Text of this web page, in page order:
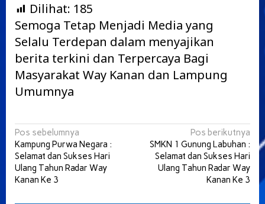
Kanan
Ke
3
Dilihat: 185
Semoga Tetap Menjadi Media yang
Selalu Terdepan dalam menyajikan
berita terkini dan Terpercaya Bagi
Masyarakat Way Kanan dan Lampung
Umumnya
Navigasi
pos
Pos sebelumnya
Kampung Purwa Negara :
Selamat dan Sukses Hari
Ulang Tahun Radar Way
Kanan Ke 3
Pos berikutnya
SMKN 1 Gunung Labuhan :
Selamat dan Sukses Hari
Ulang Tahun Radar Way
Kanan Ke 3